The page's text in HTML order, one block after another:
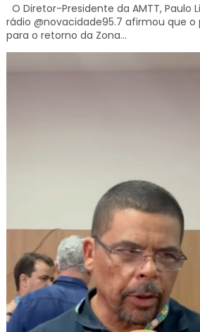
O Diretor-Presidente da AMTT, Paulo
rádio @novacidade95.7 afirmou que
para o retorno da Zona...